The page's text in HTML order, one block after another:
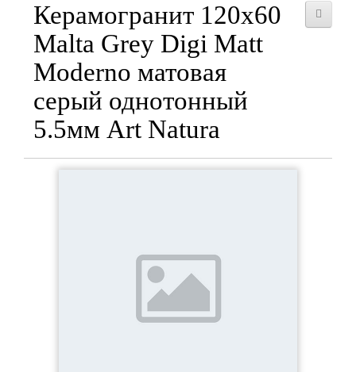
Керамогранит 120x60
Malta Grey Digi Matt
Moderno матовая
серый однотонный
5.5мм Art Natura